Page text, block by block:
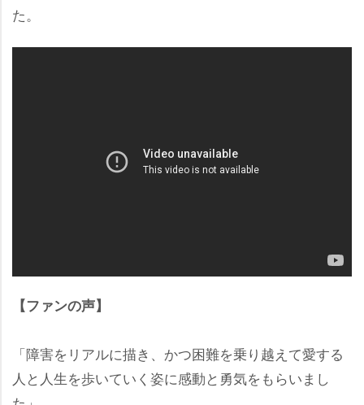
た。
【ファンの声】
「障害をリアルに描き、かつ困難を乗り越えて愛する
人と人生を歩いていく姿に感動と勇気をもらいまし